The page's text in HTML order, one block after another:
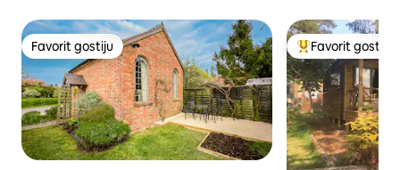
Favorit gostiju
Favorit gostiju Glavni favorit
Favorit gostiju